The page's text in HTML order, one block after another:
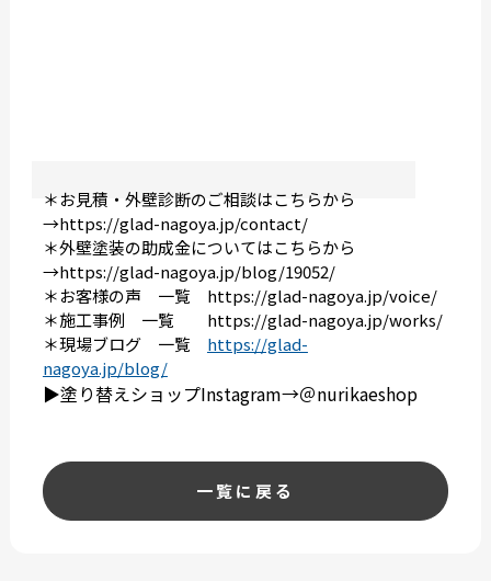
＊お見積・外壁診断のご相談はこちらから
→https://glad-nagoya.jp/contact/
＊外壁塗装の助成金についてはこちらから
→https://glad-nagoya.jp/blog/19052/
＊お客様の声 一覧 https://glad-nagoya.jp/voice/
＊施工事例 一覧 https://glad-nagoya.jp/works/
＊現場ブログ 一覧 https://glad-
nagoya.jp/blog/
▶︎塗り替えショップInstagram→＠nurikaeshop
一覧に戻る